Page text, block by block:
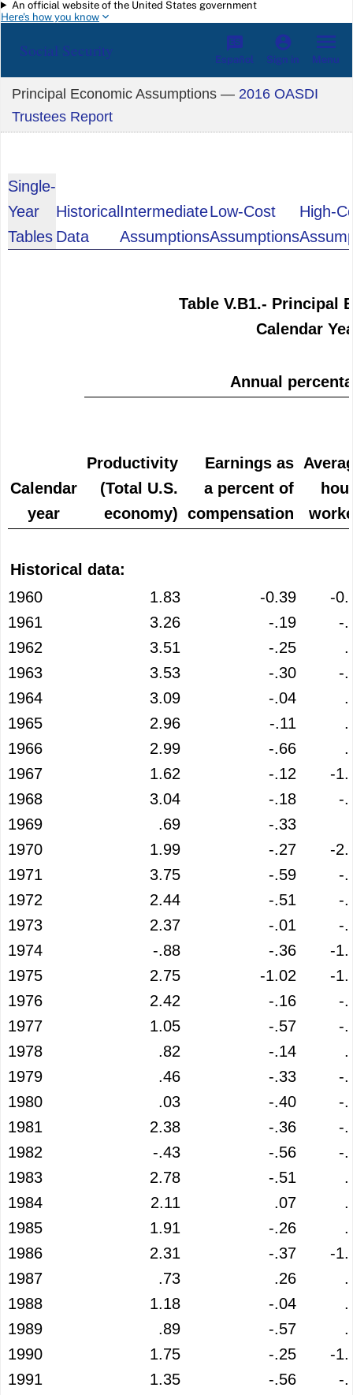
Skip to main content
An official website of the United States government
Here's how you know
Social Security Español Sign in Menu
Principal Economic Assumptions — 2016 OASDI
Trustees Report
Single-
Year
Tables
Historical
Data
Intermediate
Assumptions
Low-Cost
Assumptions
High-
Table V.B1.- Principal
Calendar
Annual
Calendar
year
Productivity
(Total U.S.
economy)
Earnings as
a percent of
compensation
Historical data:
1960
1.83 -0.39
-
1961
3.26 -.19
-
1962
3.51 -.25
1963
3.53 -.30
-
1964
3.09 -.04
1965
2.96 -.11
1966
2.99 -.66
1967
1.62 -.12
-
1968
3.04 -.18
-
1969
.69
-.33
1970
1.99 -.27
-
1971
3.75 -.59
-
1972
2.44 -.51
-
1973
2.37 -.01
-
1974
-.88 -.36
-
1975
2.75 -1.02
-
1976
2.42 -.16
-
1977
1.05 -.57
-
1978
.82 -.14
1979
.46 -.33
-
1980
.03 -.40
-
1981
2.38 -.36
-
1982
-.43 -.56
-
1983
2.78 -.51
1984
2.11 .07
1985
1.91 -.26
1986
2.31 -.37
-
1987
.73 .26
1988
1.18 -.04
1989
.89 -.57
1990
1.75 -.25
-
1991
1.35 -.56
-